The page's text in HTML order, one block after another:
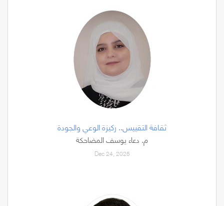
ثقافة التقييس.. ركيزة الوعي والجودة
م. دعاء يوسف المضاحكة
Dec 24, 2025